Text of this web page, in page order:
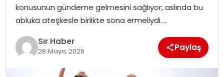
konusunun gündeme gelmesini sağlıyor; aslında bu
abluka ateşkesle birlikte sona ermeliydi….
Sır Haber
28 Mayıs 2026 Paylaş